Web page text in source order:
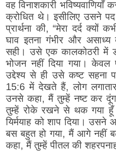
वह विनाशकारी
क्रोधित थे। इसीलिए उसने
प्रार्थना की, “मेरा दर्द क्यों
घाव इतना गंभीर और असाध्य
सही। उसे एक कालकोठरी में
भोजन नहीं दिया गया।
उद्देश्य से ही उसे कष्ट सहना
15:6 में देखते हैं, लोग
उनसे कहा, मैं तुम्हें नष्ट कर
तुम्हें रोके रखने से थक गया
यिर्मयाह को शाप दिया। उसने
बस बहुत हो गया, मैं आगे नहीं
कहा, मैं तुम्हें पीतल की